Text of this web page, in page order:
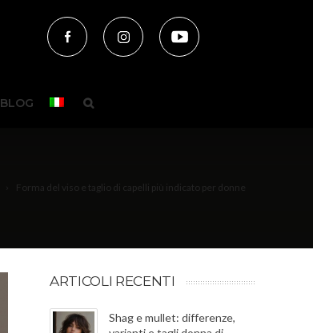
BLOG
Forma del viso e taglio di capelli più indicato per donne
ARTICOLI RECENTI
Shag e mullet: differenze,